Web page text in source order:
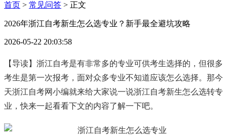
首页 > 常见问答 > 正文
2026年浙江自考新生怎么选专业？新手最全避坑攻略
2026-05-22 20:03:58
【导读】浙江自考是有非常多的专业可供考生选择的，但很多
考生是第一次报考，面对众多专业不知道应该怎么选择。那今
天浙江自考网小编就来给大家说一说浙江自考新生怎么选转专
业，快来一起看看下文的内容了解一下吧。